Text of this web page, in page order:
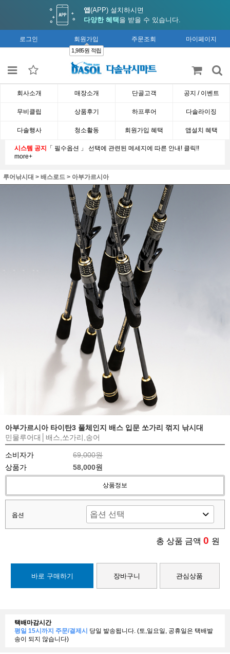
앱(APP) 설치하시면
다양한 혜택 을 받을 수 있습니다.
로그인 회원가입
1,985원 적립
주문조회 마이페이지
회사소개 매장소개 단골고객 공지 / 이벤트
무비클립 상품후기 하프루어 다솔라이징
다솔행사 청소활동 회원가입 혜택 앱설치 혜택
시스템 공지 「 필수옵션 」 선택에 관련된 메세지에 따른 안내! 클릭!!
more+
루어낚시대 > 배스로드 > 아부가르시아
아부가르시아 타이탄3 풀체인지 배스 입문 쏘가리 꺾지 낚시대
민물루어대│배스,쏘가리,송어
소비자가
69,000원
상품가
58,000원
상품정보
옵션
총 상품 금액 0 원
바로 구매하기 장바구니 관심상품
택배마감시간
평일 15시까지 주문/결제시 당일 발송됩니다. (토,일요일, 공휴일은 택배발
송이 되지 않습니다)